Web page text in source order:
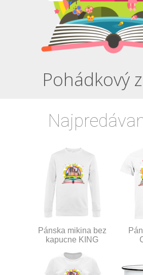
Pohádkový
Pánska mikina bez
kapucne KING